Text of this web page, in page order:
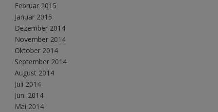
Februar 2015
Januar 2015
Dezember 2014
November 2014
Oktober 2014
September 2014
August 2014
Juli 2014
Juni 2014
Mai 2014